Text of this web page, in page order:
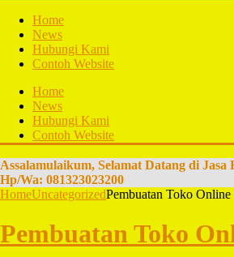
Home
News
Hubungi Kami
Contoh Website
Home
News
Hubungi Kami
Contoh Website
Assalamulaikum, Selamat Datang di
Hp/Wa: 081323023200
HomeUncategorizedPembuatan Toko
Pembuatan Toko